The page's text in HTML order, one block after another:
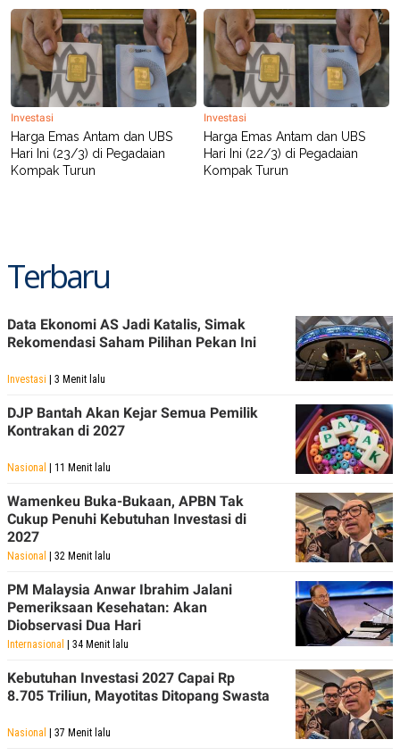
Investasi
Harga Emas Antam dan UBS
Hari Ini (23/3) di Pegadaian
Kompak Turun
Investasi
Harga Emas Antam dan UBS
Hari Ini (22/3) di Pegadaian
Kompak Turun
Terbaru
Data Ekonomi AS Jadi Katalis, Simak
Rekomendasi Saham Pilihan Pekan Ini
Investasi | 3 Menit lalu
DJP Bantah Akan Kejar Semua Pemilik
Kontrakan di 2027
Nasional | 11 Menit lalu
Wamenkeu Buka-Bukaan, APBN Tak
Cukup Penuhi Kebutuhan Investasi di
2027
Nasional | 32 Menit lalu
PM Malaysia Anwar Ibrahim Jalani
Pemeriksaan Kesehatan: Akan
Diobservasi Dua Hari
Internasional | 34 Menit lalu
Kebutuhan Investasi 2027 Capai Rp
8.705 Triliun, Mayotitas Ditopang Swasta
Nasional | 37 Menit lalu